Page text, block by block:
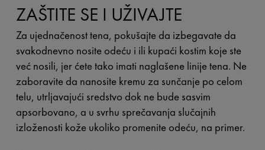
ZAŠTITE SE I UŽIVAJTE
Za ujednačenost tena, pokušajte da izbegavate da
svakodnevno nosite odeću i ili kupaći kostim koje ste
već nosili, jer ćete tako imati naglašene linije tena. Ne
zaboravite da nanosite kremu za sunčanje po celom
telu, utrljavajući sredstvo dok ne bude sasvim
apsorbovano, a u svrhu sprečavanja slučajnih
izloženosti kože ukoliko promenite odeću, na primer.